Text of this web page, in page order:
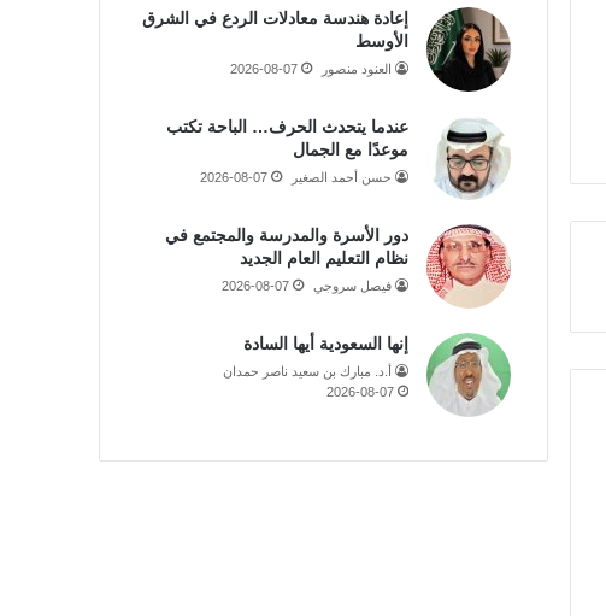
إعادة هندسة معادلات الردع في الشرق
الأوسط
العنود منصور 2026-08-07
عندما يتحدث الحرف… الباحة تكتب
موعدًا مع الجمال
حسن أحمد الصغير 2026-08-07
دور الأسرة والمدرسة والمجتمع في
نظام التعليم العام الجديد
فيصل سروجي 2026-08-07
إنها السعودية أيها السادة
أ.د. مبارك بن سعيد ناصر حمدان
2026-08-07